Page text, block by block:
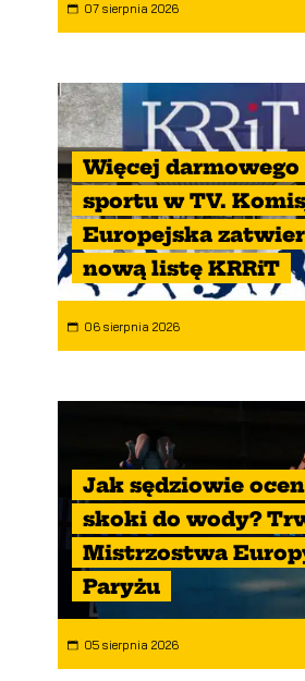
07 sierpnia 2026
Więcej darmowego
sportu w TV.
Europejska
nową listę KRRiT
06 sierpnia 2026
Jak sędziowie
skoki do wody?
Mistrzostwa
Paryżu
05 sierpnia 2026